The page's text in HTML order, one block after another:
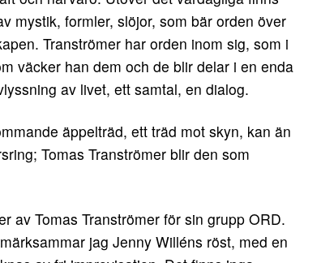
mystik, formler, slöjor, som bär orden över
Tranströmer har orden inom sig, som i
väcker han dem och de blir delar i en enda
av livet, ett samtal, en dialog.
äppelträd, ett träd mot skyn, kan än
Tomas Tranströmer blir den som
av Tomas Tranströmer för sin grupp ORD.
jag Jenny Willéns röst, med en